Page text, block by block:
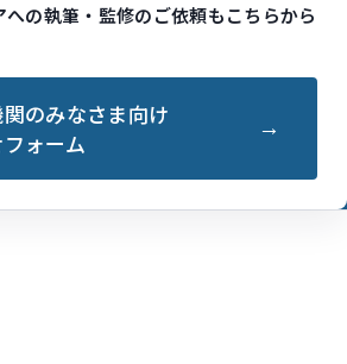
の執筆・監修のご依頼もこちらから
のみなさま向け
ォーム